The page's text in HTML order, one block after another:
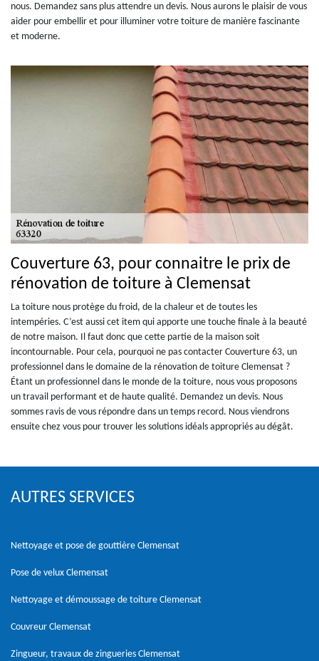
nous. Demandez sans plus attendre un devis. Nous aurons le plaisir de vous
aider pour embellir et pour illuminer votre toiture de manière fascinante
et moderne.
Couverture 63, pour connaitre le prix de
rénovation de toiture à Clemensat
La toiture nous protège du froid, de la chaleur et de toutes les
intempéries. C’est aussi cet item qui apporte une touche finale à la beauté
de notre maison. Il faut donc que cette partie de la maison soit
incontournable. Pour cela, pourquoi ne pas contacter Couverture 63, un
professionnel dans le domaine de la rénovation de toiture Clemensat ?
Étant un professionnel dans le monde de la toiture, nous vous proposons
un travail performant et de haute qualité. Demandez un devis. Nous
sommes ravis de vous répondre dans un temps record. Nous viendrons
ensuite chez vous pour trouver les solutions idéals appropriés au dégât.
AUTRES SERVICES
Nettoyage et pose de gouttière Clemensat
Pose de velux Clemensat
Nettoyage et démoussage de toiture Clemensat
Couvreur Clemensat
Zingueur, travaux de zingueries Clemensat